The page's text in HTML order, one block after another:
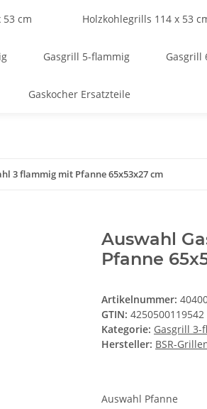
53 cm Holzkohlegrills 114 x 53
Gasgrill 5-flammig Gasgrill
Gaskocher Ersatzteile
3 flammig mit Pfanne 65x53x27 cm
Auswahl
Pfanne
Artikelnummer:
GTIN: 4250500119542
Kategorie: Gasgrill 3-
Hersteller: BSR-
Auswahl Pfanne